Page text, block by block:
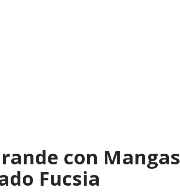
con Mangas
Fucsia